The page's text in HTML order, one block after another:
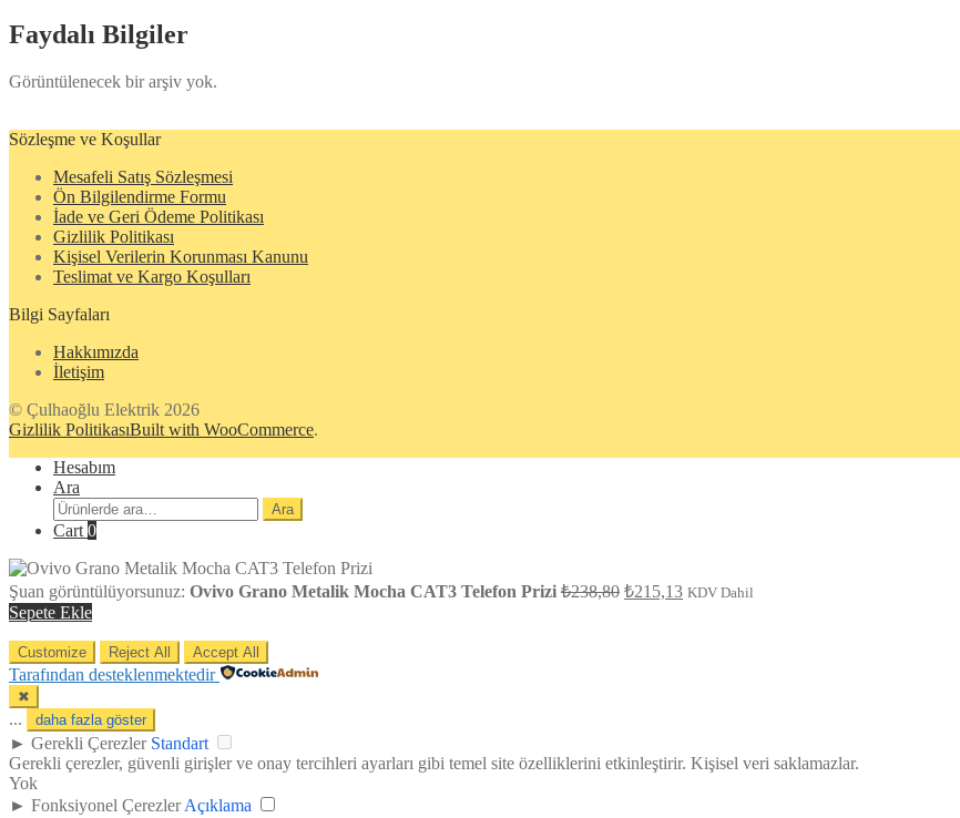
Faydalı Bilgiler
Görüntülenecek bir arşiv yok.
Sözleşme ve Koşullar
Mesafeli Satış Sözleşmesi
Ön Bilgilendirme Formu
İade ve Geri Ödeme Politikası
Gizlilik Politikası
Kişisel Verilerin Korunması Kanunu
Teslimat ve Kargo Koşulları
Bilgi Sayfaları
Hakkımızda
İletişim
© Çulhaoğlu Elektrik 2026
Gizlilik PolitikasıBuilt with WooCommerce.
Hesabım
Ara
Ara:
Ara
Cart 0
Şuan görüntülüyorsunuz: Ovivo Grano Metalik Mocha CAT3 Telefon Prizi ₺238,80 Orijinal
₺215,13 Şu
KDV Dahil
Sepete Ekle
Customize Reject All Accept All
Tarafından desteklenmektedir
✖
... daha fazla göster
► Gerekli Çerezler Standart
Gerekli çerezler, güvenli girişler ve onay tercihleri ayarları gibi temel site özelliklerini etkinleştirir. Kişisel veri saklamazlar.
Yok
► Fonksiyonel Çerezler Açıklama